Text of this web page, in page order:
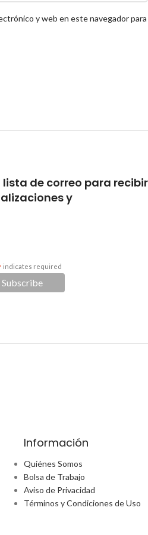
y web en este navegador para
lista de correo para recibir
y
indicates required
Información
Quiénes Somos
Bolsa de Trabajo
Aviso de Privacidad
Términos y Condiciones de Uso